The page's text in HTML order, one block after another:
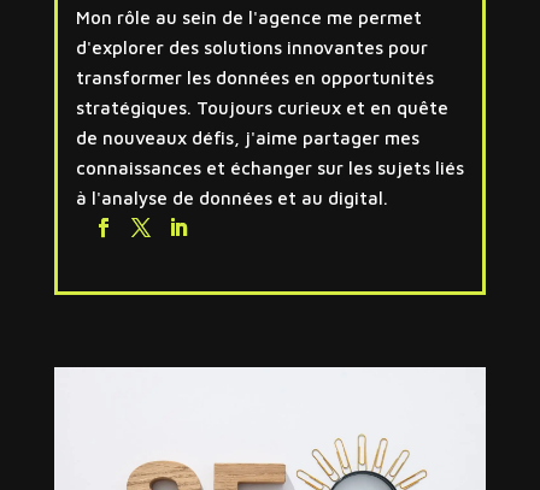
Mon rôle au sein de l'agence me permet
d'explorer des solutions innovantes pour
transformer les données en opportunités
stratégiques. Toujours curieux et en quête
de nouveaux défis, j'aime partager mes
connaissances et échanger sur les sujets liés
à l'analyse de données et au digital.